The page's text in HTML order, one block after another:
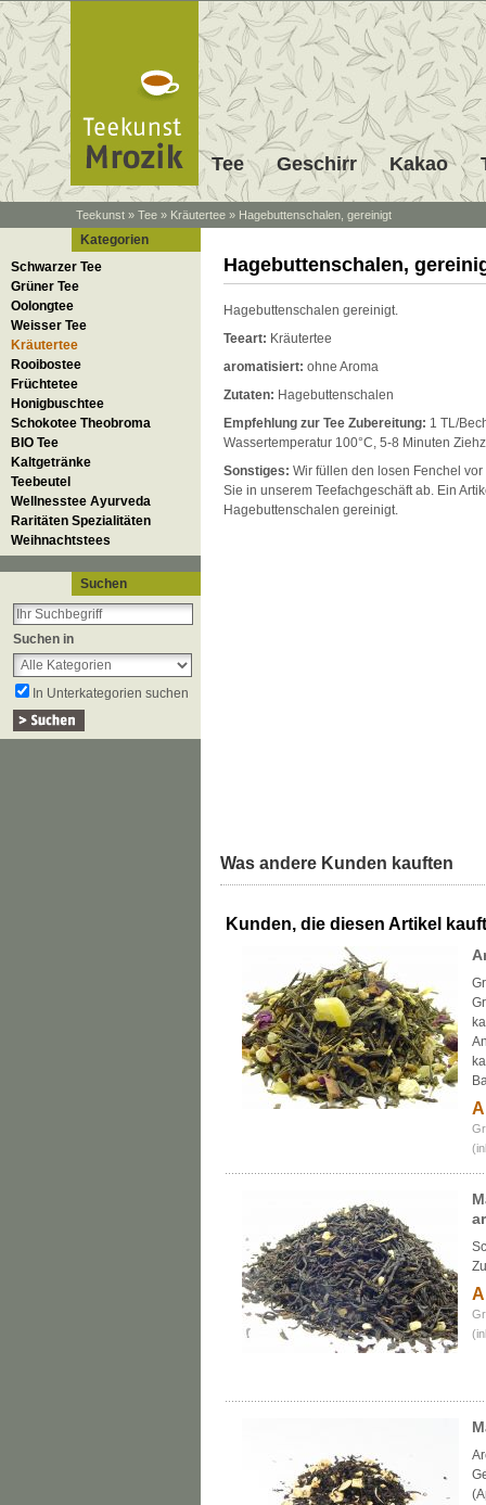
Tee Geschirr Kakao
Teekunst » Tee » Kräutertee » Hagebuttenschalen, gereinigt
Kategorien
Schwarzer Tee
Grüner Tee
Oolongtee
Weisser Tee
Kräutertee
Rooibostee
Früchtetee
Honigbuschtee
Schokotee Theobroma
BIO Tee
Kaltgetränke
Teebeutel
Wellnesstee Ayurveda
Raritäten Spezialitäten
Weihnachtstees
Suchen
Suchen in
In Unterkategorien suchen
Hagebuttenschalen,
Hagebuttenschalen gereinigt.
Teeart: Kräutertee
aromatisiert: ohne Aroma
Zutaten: Hagebuttenschalen
Empfehlung zur Tee Zubereitung: 1 TL/
Wassertemperatur 100°C, 5-8 Minuten
Sonstiges: Wir füllen den losen Fenchel vor
Sie in unserem Teefachgeschäft ab. Ein
Hagebuttenschalen gereinigt.
Was andere Kunden kauften
Kunden, die diesen Artikel